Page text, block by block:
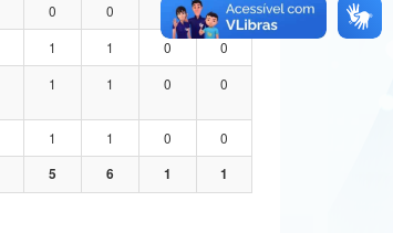
0 0
1
1 1 0
0
1 1 0 0
1 1 0
0
5 6 1 1